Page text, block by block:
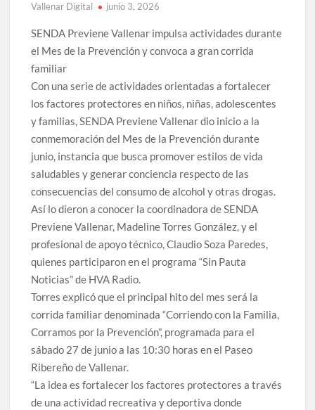
Vallenar Digital junio 3, 2026
SENDA Previene Vallenar impulsa actividades durante
el Mes de la Prevención y convoca a gran corrida
familiar
Con una serie de actividades orientadas a fortalecer
los factores protectores en niños, niñas, adolescentes
y familias, SENDA Previene Vallenar dio inicio a la
conmemoración del Mes de la Prevención durante
junio, instancia que busca promover estilos de vida
saludables y generar conciencia respecto de las
consecuencias del consumo de alcohol y otras drogas.
Así lo dieron a conocer la coordinadora de SENDA
Previene Vallenar, Madeline Torres González, y el
profesional de apoyo técnico, Claudio Soza Paredes,
quienes participaron en el programa “Sin Pauta
Noticias” de HVA Radio.
Torres explicó que el principal hito del mes será la
corrida familiar denominada “Corriendo con la Familia,
Corramos por la Prevención”, programada para el
sábado 27 de junio a las 10:30 horas en el Paseo
Ribereño de Vallenar.
“La idea es fortalecer los factores protectores a través
de una actividad recreativa y deportiva donde